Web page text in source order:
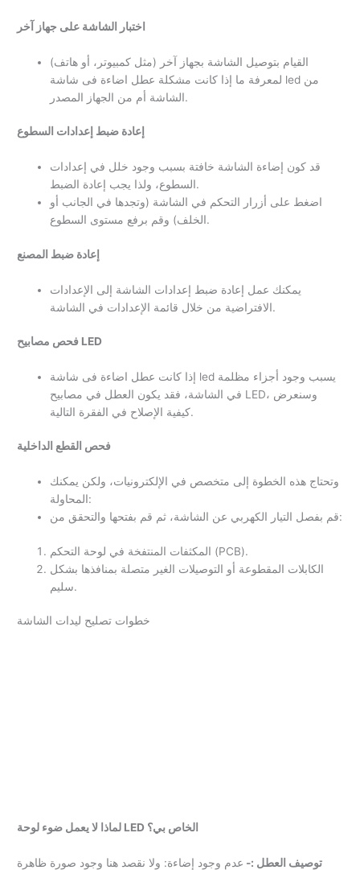
اختبار الشاشة على جهاز آخر
القيام بتوصيل الشاشة بجهاز آخر (مثل كمبيوتر، أو هاتف)
لمعرفة ما إذا كانت مشكلة عطل اضاءة فى شاشة led من
الشاشة أم من الجهاز المصدر.
إعادة ضبط إعدادات السطوع
قد كون إضاءة الشاشة خافتة بسبب وجود خلل في إعدادات
السطوع، ولذا يجب إعادة الضبط.
اضغط على أزرار التحكم في الشاشة (وتجدها في الجانب أو
الخلف) وقم برفع مستوى السطوع.
إعادة ضبط المصنع
يمكنك عمل إعادة ضبط إعدادات الشاشة إلى الإعدادات
الافتراضية من خلال قائمة الإعدادات في الشاشة.
فحص مصابيح LED
إذا كانت عطل اضاءة فى شاشة led يسبب وجود أجزاء مظلمة
في الشاشة، فقد يكون العطل في مصابيح LED، وسنعرض
كيفية الإصلاح في الفقرة التالية.
فحص القطع الداخلية
وتحتاج هذه الخطوة إلى متخصص في الإلكترونيات، ولكن يمكنك
المحاولة:
قم بفصل التيار الكهربي عن الشاشة، ثم قم بفتحها والتحقق من:
المكثفات المنتفخة في لوحة التحكم (PCB).
الكابلات المقطوعة أو التوصيلات الغير متصلة بمنافذها بشكل
سليم.
خطوات تصليح ليدات الشاشة
لماذا لا يعمل ضوء لوحة LED الخاص بي؟
توصيف العطل :- عدم وجود إضاءة: ولا نقصد هنا وجود صورة ظاهرة